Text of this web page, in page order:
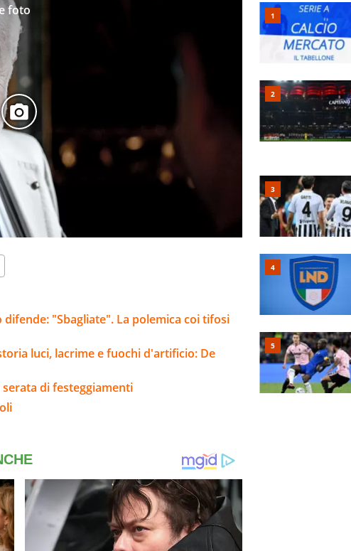
foto
"Sbagliate". La polemica coi tifosi
luci, lacrime e fuochi d'artificio: De
di festeggiamenti